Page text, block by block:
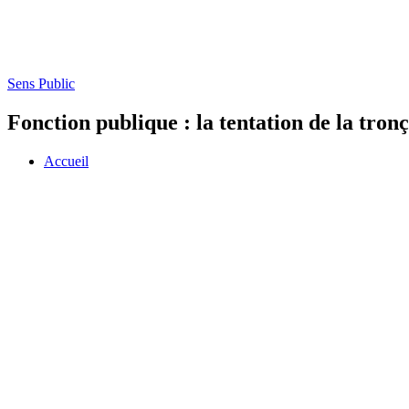
Sens Public
Fonction publique : la tentation de la
Accueil